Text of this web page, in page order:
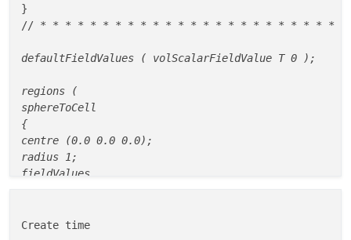
}
// * * * * * * * * * * * * * * * * * * * * * * * *
defaultFieldValues ( volScalarFieldValue T 0 );
regions (
sphereToCell
{
centre (0.0 0.0 0.0);
radius 1;
fieldValues
);
Create time